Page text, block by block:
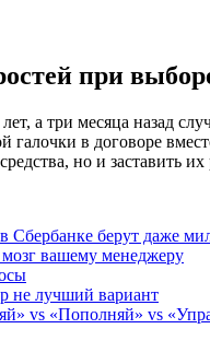
при
а три месяца назад
галочки в договоре
но и заставить
Сбербанке берут даже
мозг вашему менеджеру
не лучший вариант
vs «Пополняй» vs